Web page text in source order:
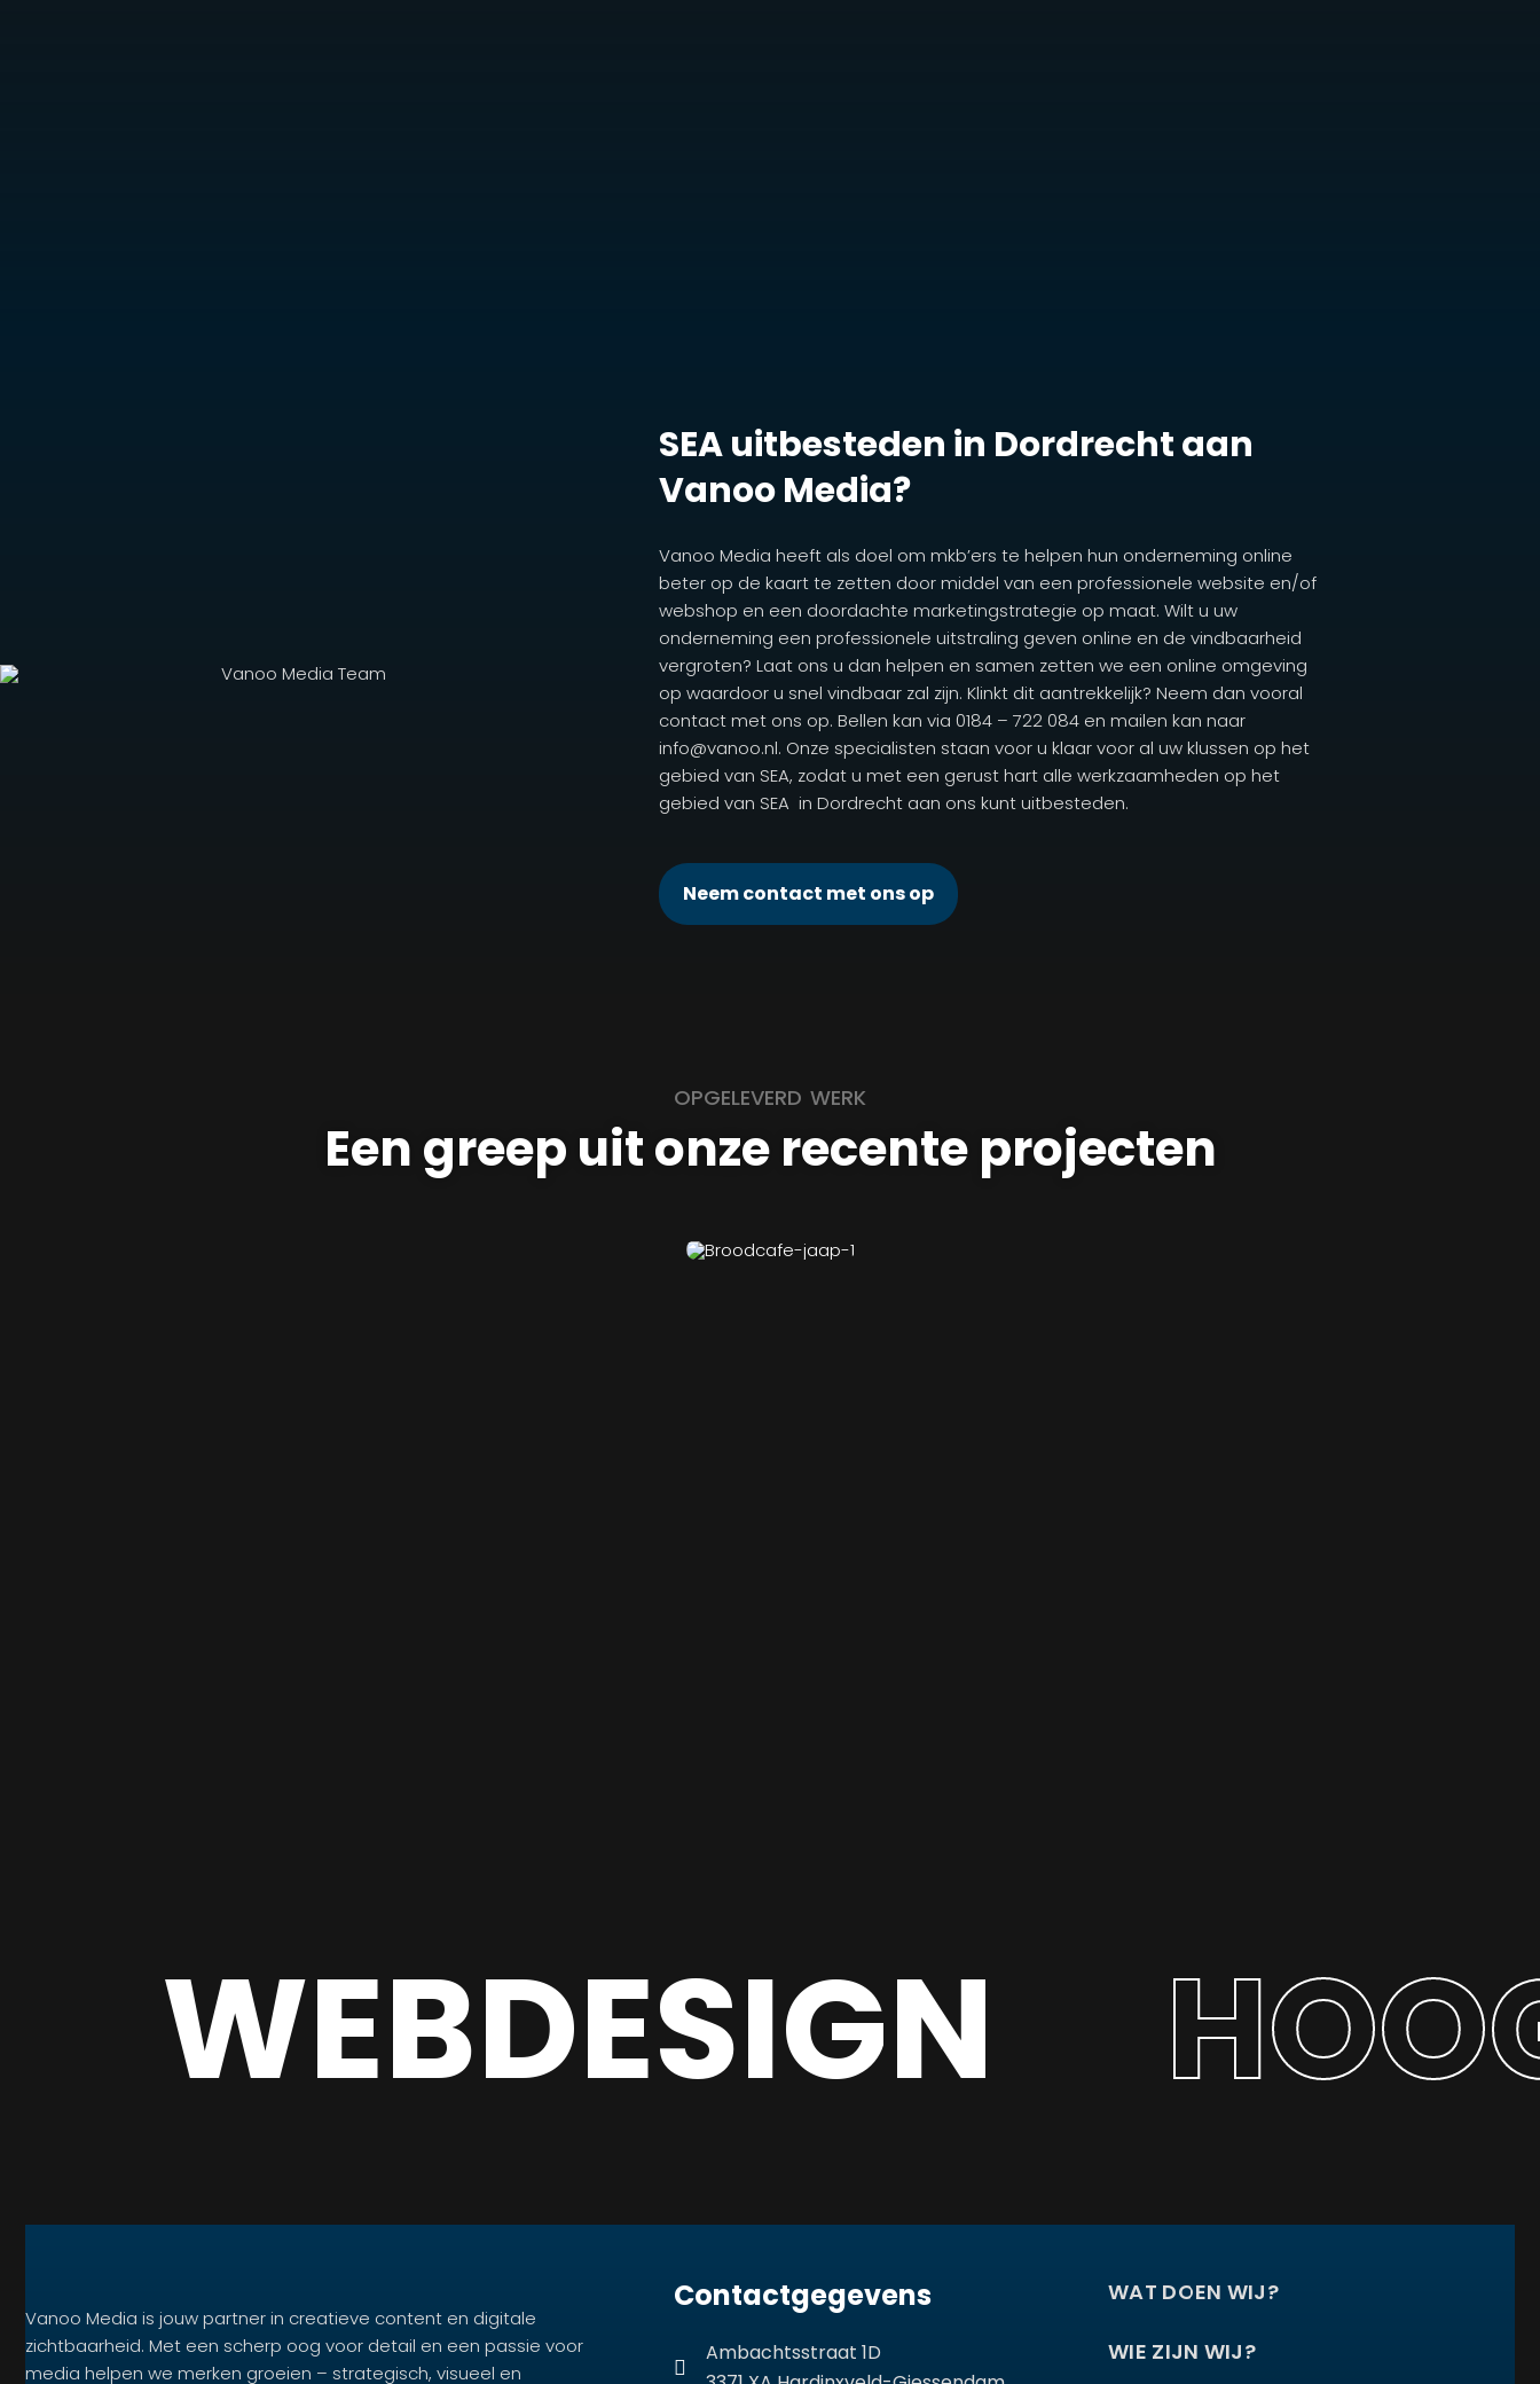
SEA uitbesteden in Dordrecht aan
Vanoo Media?
Vanoo Media heeft als doel om mkb’ers te helpen hun onderneming online
beter op de kaart te zetten door middel van een professionele website en/of
webshop en een doordachte marketingstrategie op maat. Wilt u uw
onderneming een professionele uitstraling geven online en de vindbaarheid
vergroten? Laat ons u dan helpen en samen zetten we een online omgeving
op waardoor u snel vindbaar zal zijn. Klinkt dit aantrekkelijk? Neem dan vooral
contact met ons op. Bellen kan via 0184 – 722 084 en mailen kan naar
info@vanoo.nl. Onze specialisten staan voor u klaar voor al uw klussen op het
gebied van SEA, zodat u met een gerust hart alle werkzaamheden op het
gebied van SEA in Dordrecht aan ons kunt uitbesteden.
Neem contact met ons op
OPGELEVERD WERK
Een greep uit onze recente projecten
WEBDESIGN
Vanoo Media is jouw partner in creatieve content en digitale
zichtbaarheid. Met een scherp oog voor detail en een passie voor
media helpen we merken groeien – strategisch, visueel en
Contactgegevens
Ambachtsstraat 1D
WAT DOEN WIJ?
WIE ZIJN WIJ?